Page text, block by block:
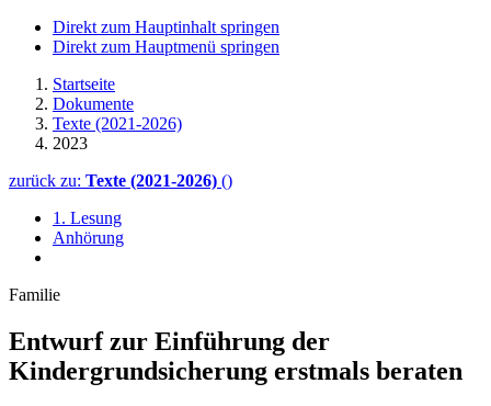
Direkt zum Hauptinhalt springen
Direkt zum Hauptmenü springen
Startseite
Dokumente
Texte (2021-2026)
2023
zurück zu: Texte (2021-2026) ()
1. Lesung
Anhörung
Familie
Entwurf zur Einführung der
Kindergrundsiche­rung erstmals beraten